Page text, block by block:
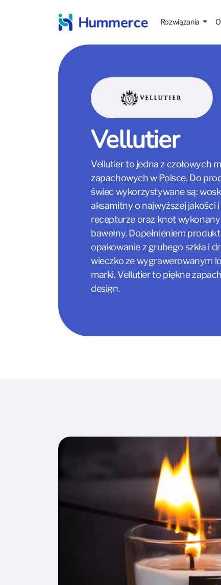
Rozwiązania
Vellutier
Vellutier to jedna z czołowych
zapachowych w Polsce. Do
świec wykorzystywane są: wosk
aksamitny o najwyższej jakości
recepturze oraz knot wykonany
bawełny. Dopełnieniem
opakowanie z grubego szkła i
wieczko ze wygrawerowanym
marki. Vellutier to piękne
design.